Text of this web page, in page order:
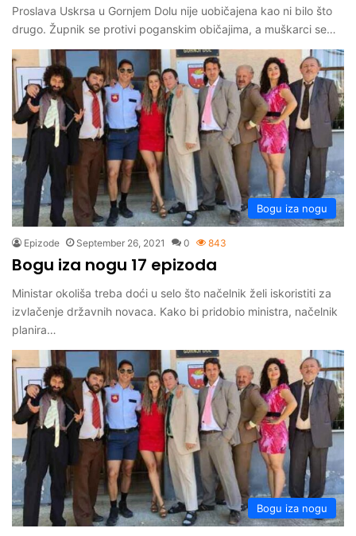
Proslava Uskrsa u Gornjem Dolu nije uobičajena kao ni bilo što
drugo. Župnik se protivi poganskim običajima, a muškarci se…
Bogu iza nogu
Epizode September 26, 2021 0 843
Bogu iza nogu 17 epizoda
Ministar okoliša treba doći u selo što načelnik želi iskoristiti za
izvlačenje državnih novaca. Kako bi pridobio ministra, načelnik
planira…
Bogu iza nogu